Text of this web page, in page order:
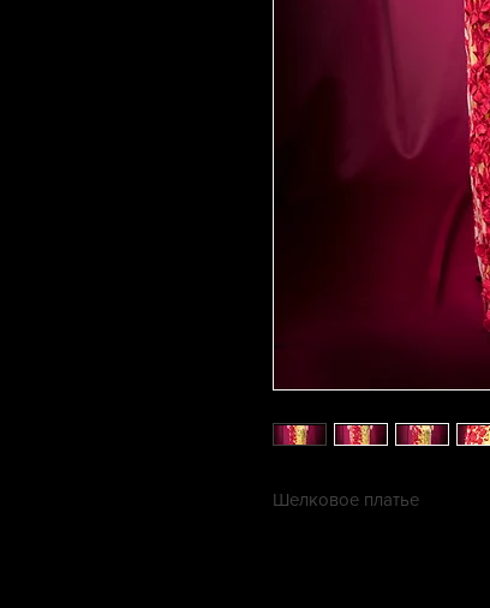
Шелковое платье